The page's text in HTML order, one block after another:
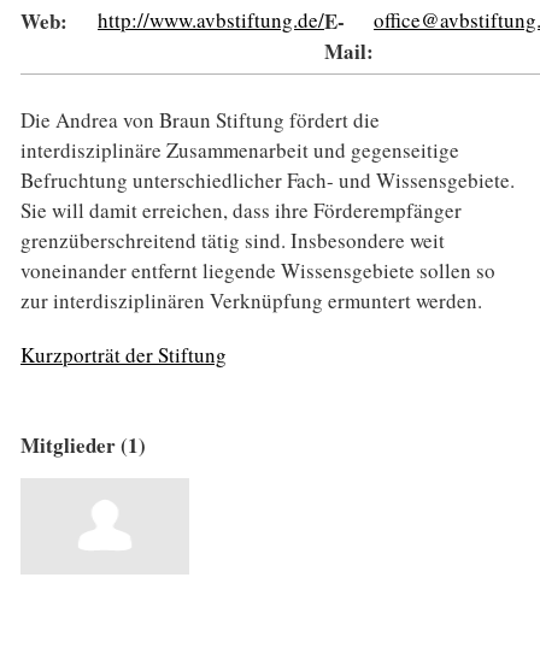
Web: http://www.avbstiftung.de/E-
Mail:
Die Andrea von Braun Stiftung fördert die
interdisziplinäre Zusammenarbeit und gegenseitige
Befruchtung unterschiedlicher Fach- und Wissensgebiete.
Sie will damit erreichen, dass ihre Förderempfänger
grenzüberschreitend tätig sind. Insbesondere weit
voneinander entfernt liegende Wissensgebiete sollen so
zur interdisziplinären Verknüpfung ermuntert werden.
Kurzporträt der Stiftung
Mitglieder (1)